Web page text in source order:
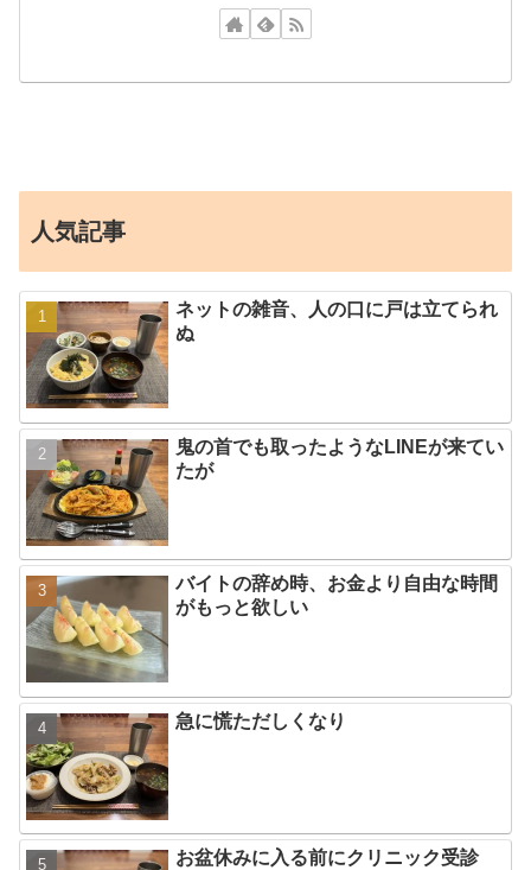
人気記事
ネットの雑音、人の口に戸は立てられ
ぬ
鬼の首でも取ったようなLINEが来てい
たが
バイトの辞め時、お金より自由な時間
がもっと欲しい
急に慌ただしくなり
お盆休みに入る前にクリニック受診